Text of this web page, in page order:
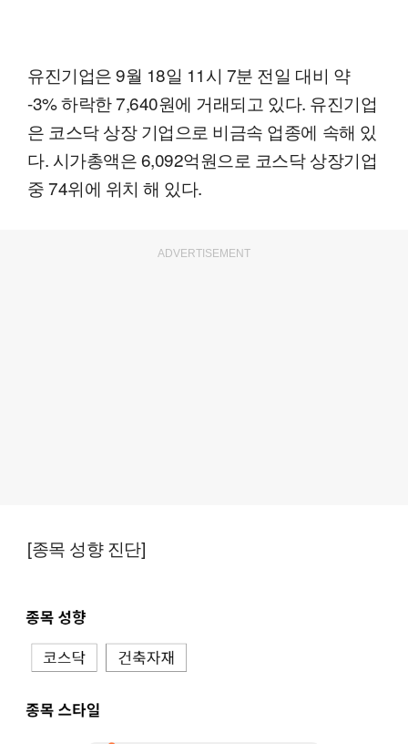
유진기업은 9월 18일 11시 7분 전일 대비 약
-3% 하락한 7,640원에 거래되고 있다. 유진기업
은 코스닥 상장 기업으로 비금속 업종에 속해 있
다. 시가총액은 6,092억원으로 코스닥 상장기업
중 74위에 위치 해 있다.
ADVERTISEMENT
[종목 성향 진단]